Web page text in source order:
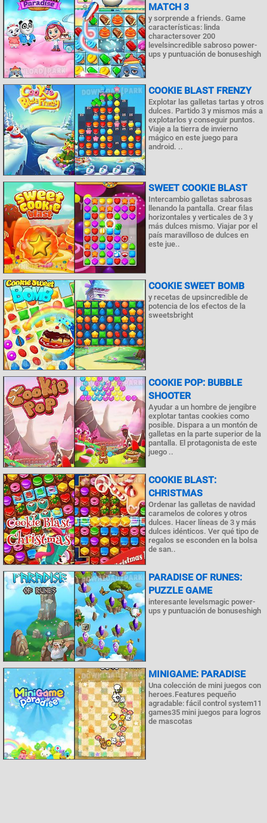
MATCH 3
y sorprende a friends. Game
características: linda
charactersover 200
levelsincredible sabroso power-
ups y puntuación de bonuseshigh
COOKIE BLAST FRENZY
Explotar las galletas tartas y otros
dulces. Partido 3 y mismos más a
explotarlos y conseguir puntos.
Viaje a la tierra de invierno
mágico en este juego para
android. ..
SWEET COOKIE BLAST
Intercambio galletas sabrosas
llenando la pantalla. Crear filas
horizontales y verticales de 3 y
más dulces mismo. Viajar por el
país maravilloso de dulces en
este jue..
COOKIE SWEET BOMB
y recetas de upsincredible de
potencia de los efectos de la
sweetsbright
COOKIE POP: BUBBLE
SHOOTER
Ayudar a un hombre de jengibre
explotar tantas cookies como
posible. Dispara a un montón de
galletas en la parte superior de la
pantalla. El protagonista de este
juego ..
COOKIE BLAST:
CHRISTMAS
Ordenar las galletas de navidad
caramelos de colores y otros
dulces. Hacer líneas de 3 y más
dulces idénticos. Ver qué tipo de
regalos se esconden en la bolsa
de san..
PARADISE OF RUNES:
PUZZLE GAME
interesante levelsmagic power-
ups y puntuación de bonuseshigh
MINIGAME: PARADISE
Una colección de mini juegos con
heroes.Features pequeño
agradable: fácil control system11
games35 mini juegos para logros
de mascotas